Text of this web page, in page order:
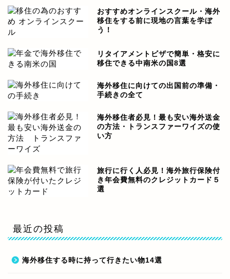
おすすめオンラインスクール・海外
移住をする前に現地の言葉を学ぼ
う！
リタイアメントビザで簡単・格安に
移住できる中南米の国8選
海外移住に向けての出国前の準備・
手続きの全て
海外移住者必見！最も安い海外送金
の方法・トランスファーワイズの使
い方
旅行に行く人必見！海外旅行保険付
き年会費無料のクレジットカード５
選
最近の投稿
海外移住する時に持って行きたい物14選